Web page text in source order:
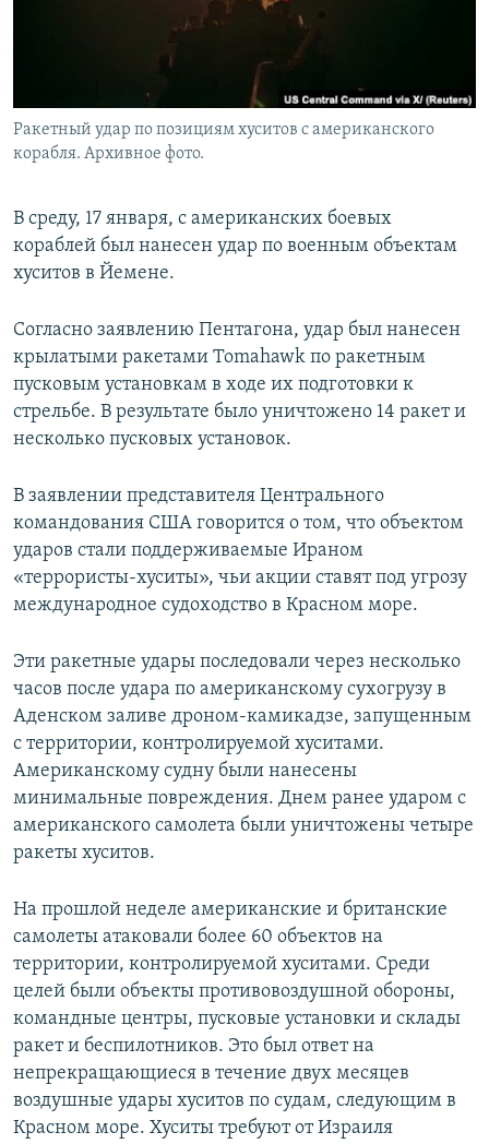
Ракетный удар по позициям хуситов с американского
корабля. Архивное фото.
В среду, 17 января, с американских боевых
кораблей был нанесен удар по военным объектам
хуситов в Йемене.
Согласно заявлению Пентагона, удар был нанесен
крылатыми ракетами Tomahawk по ракетным
пусковым установкам в ходе их подготовки к
стрельбе. В результате было уничтожено 14 ракет и
несколько пусковых установок.
В заявлении представителя Центрального
командования США говорится о том, что объектом
ударов стали поддерживаемые Ираном
«террористы-хуситы», чьи акции ставят под угрозу
международное судоходство в Красном море.
Эти ракетные удары последовали через несколько
часов после удара по американскому сухогрузу в
Аденском заливе дроном-камикадзе, запущенным
с территории, контролируемой хуситами.
Американскому судну были нанесены
минимальные повреждения. Днем ранее ударом с
американского самолета были уничтожены четыре
ракеты хуситов.
На прошлой неделе американские и британские
самолеты атаковали более 60 объектов на
территории, контролируемой хуситами. Среди
целей были объекты противовоздушной обороны,
командные центры, пусковые установки и склады
ракет и беспилотников. Это был ответ на
непрекращающиеся в течение двух месяцев
воздушные удары хуситов по судам, следующим в
Красном море. Хуситы требуют от Израиля